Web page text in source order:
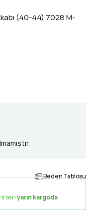
(40-44) 7028 M-
Beden Tablosu
yarın kargoda